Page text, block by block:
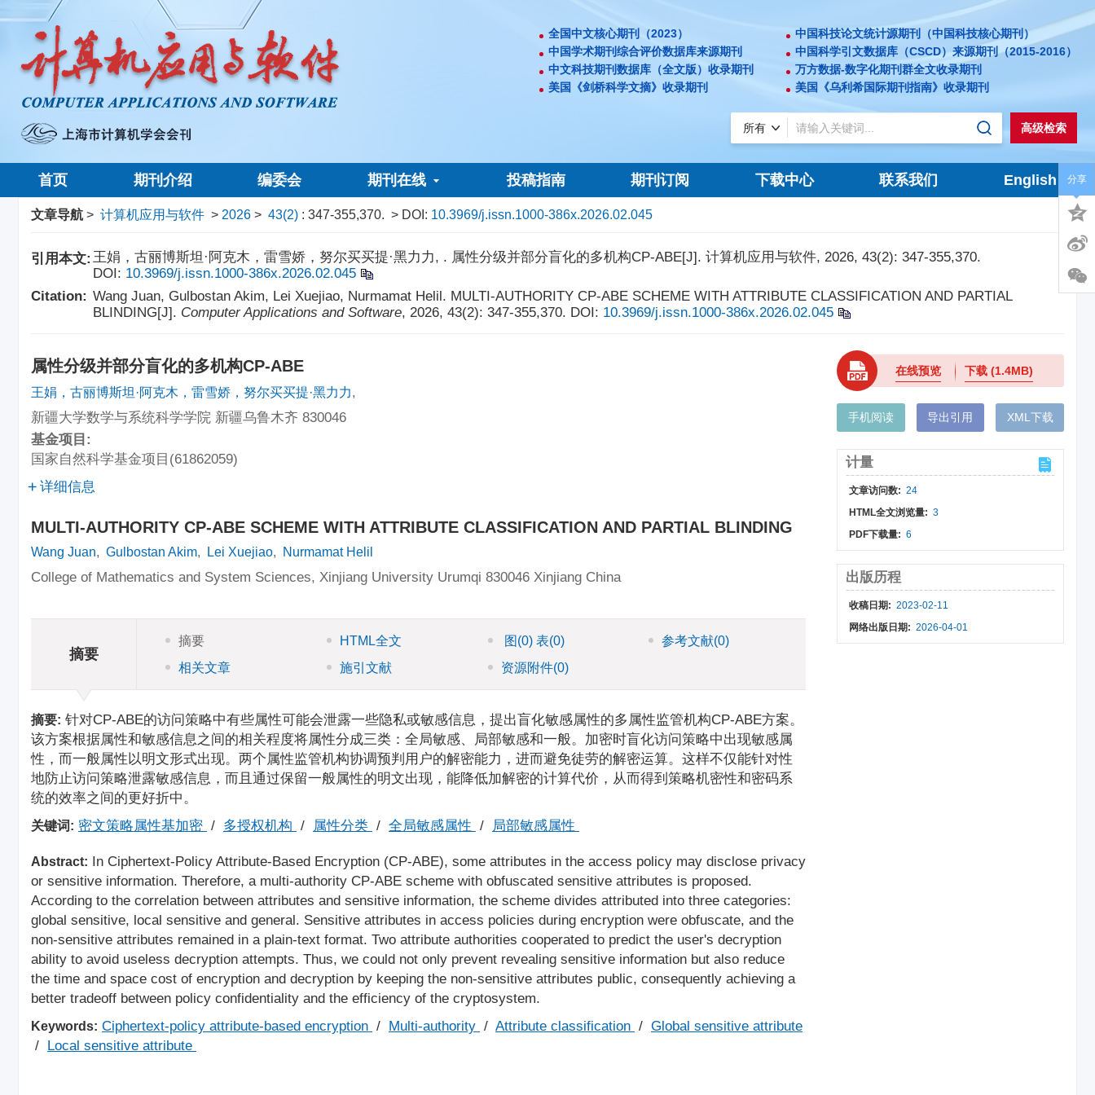
中国科技论文统计源期刊（中国科技核心期刊）
中国科学引文数据库（CSCD）来源期刊（2015-2016）
万方数据-数字化期刊群全文收录期刊
美国《乌利希国际期刊指南》收录期刊
全国中文核心期刊（2023）
中国学术期刊综合评价数据库来源期刊
中文科技期刊数据库（全文版）收录期刊
美国《剑桥科学文摘》收录期刊
高级检索
首页 期刊介绍 编委会 期刊在线 投稿指南 期刊订阅 下载中心 联系我们 English
文章导航 > 计算机应用与软件 > 2026 > 43(2) : 347-355,370. > DOI: 10.3969/j.issn.1000-386x.2026.02.045
引用本文: 王娟，古丽博斯坦·阿克木，雷雪娇，努尔买买提·黑力力, . 属性分级并部分盲化的多机构CP-ABE[J]. 计算机应用与软件, 2026, 43(2): 347-355,370.
DOI: 10.3969/j.issn.1000-386x.2026.02.045
Citation: Wang Juan, Gulbostan Akim, Lei Xuejiao, Nurmamat Helil. MULTI-AUTHORITY CP-ABE SCHEME WITH ATTRIBUTE CLASSIFICATION AND PARTIAL
BLINDING[J]. Computer Applications and Software, 2026, 43(2): 347-355,370. DOI: 10.3969/j.issn.1000-386x.2026.02.045
属性分级并部分盲化的多机构CP-ABE
王娟，古丽博斯坦·阿克木，雷雪娇，努尔买买提·黑力力,
新疆大学数学与系统科学学院 新疆乌鲁木齐 830046
基金项目:
国家自然科学基金项目(61862059)
详细信息
MULTI-AUTHORITY CP-ABE SCHEME WITH ATTRIBUTE CLASSIFICATION AND PARTIAL BLINDING
Wang Juan, Gulbostan Akim, Lei Xuejiao, Nurmamat Helil
College of Mathematics and System Sciences, Xinjiang University Urumqi 830046 Xinjiang China
摘要
摘要 HTML全文 图 (0)表(0) 参考文献(0)
相关文章
施引文献 资源附件(0)
摘要: 针对CP-ABE的访问策略中有些属性可能会泄露一些隐私或敏感信息，提出盲化敏感属性的多属性监管机构CP-ABE方案。
该方案根据属性和敏感信息之间的相关程度将属性分成三类：全局敏感、局部敏感和一般。加密时盲化访问策略中出现敏感属
性，而一般属性以明文形式出现。两个属性监管机构协调预判用户的解密能力，进而避免徒劳的解密运算。这样不仅能针对性
地防止访问策略泄露敏感信息，而且通过保留一般属性的明文出现，能降低加解密的计算代价，从而得到策略机密性和密码系
统的效率之间的更好折中。
关键词: 密文策略属性基加密 / 多授权机构 / 属性分类 / 全局敏感属性 / 局部敏感属性
Abstract: In Ciphertext-Policy Attribute-Based Encryption (CP-ABE), some attributes in the access policy may disclose privacy
or sensitive information. Therefore, a multi-authority CP-ABE scheme with obfuscated sensitive attributes is proposed.
According to the correlation between attributes and sensitive information, the scheme divides attributed into three categories:
global sensitive, local sensitive and general. Sensitive attributes in access policies during encryption were obfuscate, and the
non-sensitive attributes remained in a plain-text format. Two attribute authorities cooperated to predict the user's decryption
ability to avoid useless decryption attempts. Thus, we could not only prevent revealing sensitive information but also reduce
the time and space cost of encryption and decryption by keeping the non-sensitive attributes public, consequently achieving a
better tradeoff between policy confidentiality and the efficiency of the cryptosystem.
Keywords: Ciphertext-policy attribute-based encryption / Multi-authority / Attribute classification / Global sensitive attribute
/ Local sensitive attribute
在线预览 下载(1.4MB)
手机阅读 导出引用 XML下载
计量
文章访问数: 24
HTML全文浏览量: 3
PDF下载量: 6
出版历程
收稿日期: 2023-02-11
网络出版日期: 2026-04-01
分享